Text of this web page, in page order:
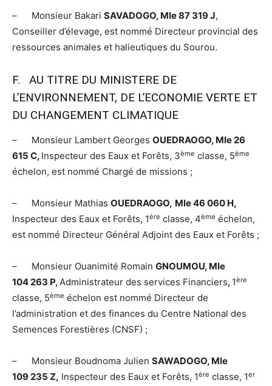
– Monsieur Bakari SAVADOGO, Mle 87 319 J,
Conseiller d’élevage, est nommé Directeur provincial des
ressources animales et halieutiques du Sourou.
F. AU TITRE DU MINISTERE DE
L’ENVIRONNEMENT, DE L’ECONOMIE VERTE ET
DU CHANGEMENT CLIMATIQUE
– Monsieur Lambert Georges OUEDRAOGO, Mle 26
615 C, Inspecteur des Eaux et Forêts, 3ème classe, 5ème
échelon, est nommé Chargé de missions ;
– Monsieur Mathias OUEDRAOGO, Mle 46 060 H,
Inspecteur des Eaux et Forêts, 1ère classe, 4ème échelon,
est nommé Directeur Général Adjoint des Eaux et Forêts ;
– Monsieur Ouanimité Romain GNOUMOU, Mle
104 263 P,Administrateur des services Financiers, 1ère
classe, 5ème échelon est nommé Directeur de
l’administration et des finances du Centre National des
Semences Forestières (CNSF) ;
– Monsieur Boudnoma Julien SAWADOGO, Mle
109 235 Z, Inspecteur des Eaux et Forêts, 1ère classe, 1er